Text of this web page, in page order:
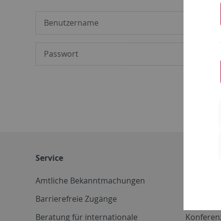
Service
Amtliche Bekanntmachungen
Barrierefreie Zugänge
Beratung für internationale